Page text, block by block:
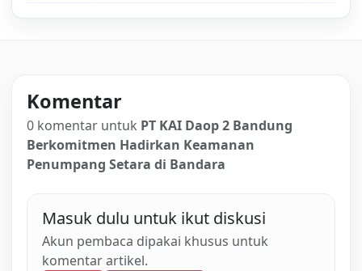
Komentar
0 komentar untuk PT KAI Daop 2 Bandung
Berkomitmen Hadirkan Keamanan
Penumpang Setara di Bandara
Masuk dulu untuk ikut diskusi
Akun pembaca dipakai khusus untuk
komentar artikel.